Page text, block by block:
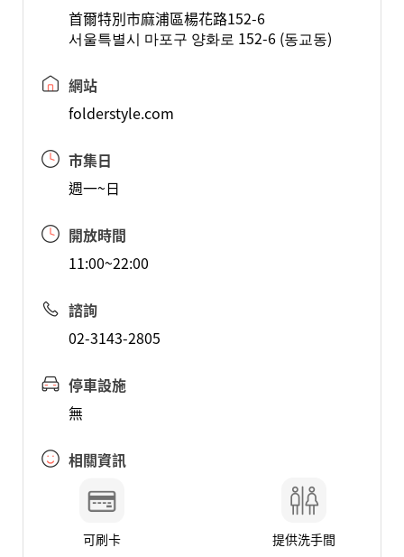
首爾特別市麻浦區楊花路152-6
서울특별시 마포구 양화로 152-6 (동교동)
網站
folderstyle.com
市集日
週一~日
開放時間
11:00~22:00
諮詢
02-3143-2805
停車設施
無
相關資訊
可刷卡 提供洗手間